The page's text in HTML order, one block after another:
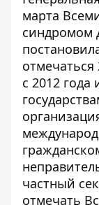
марта
синдромом
с 2012
частный
отмечать